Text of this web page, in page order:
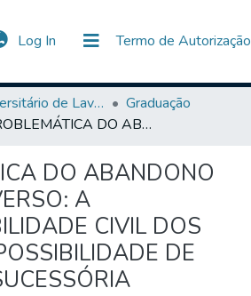
Log In (current) Termo de Autorização
& Collections
Statistics
All of DSpace
Centro Universitário de Lavras-UNILAVRAS
Graduação
PROBLEMÁTICA DO ABANDONO AFETIVO INVERSO: A RESPONSABILIDADE CIVIL DOS FILHOS E A POSSIBILIDADE DE EXCLUSÃO SUCESSÓRIA
DO ABANDONO
A
CIVIL DOS
DE